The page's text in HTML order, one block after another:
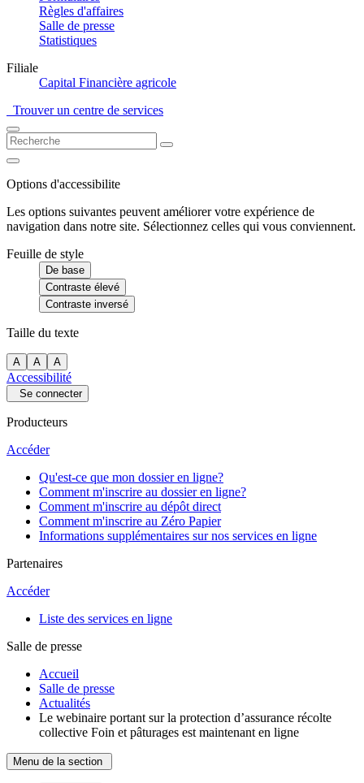
Règles d'affaires
Salle de presse
Statistiques
Filiale
Capital Financière agricole
Trouver un centre de services
Options d'accessibilite
Les options suivantes peuvent améliorer votre expérience de
navigation dans notre site. Sélectionnez celles qui vous conviennent.
Feuille de style
De base
Contraste élevé
Contraste inversé
Taille du texte
A A A
Accessibilité
Se connecter
Producteurs
Accéder
Qu'est-ce que mon dossier en ligne?
Comment m'inscrire au dossier en ligne?
Comment m'inscrire au dépôt direct
Comment m'inscrire au Zéro Papier
Informations supplémentaires sur nos services en ligne
Partenaires
Accéder
Liste des services en ligne
Salle de presse
Accueil
Salle de presse
Actualités
Le webinaire portant sur la protection d’assurance récolte
collective Foin et pâturages est maintenant en ligne
Menu de la section